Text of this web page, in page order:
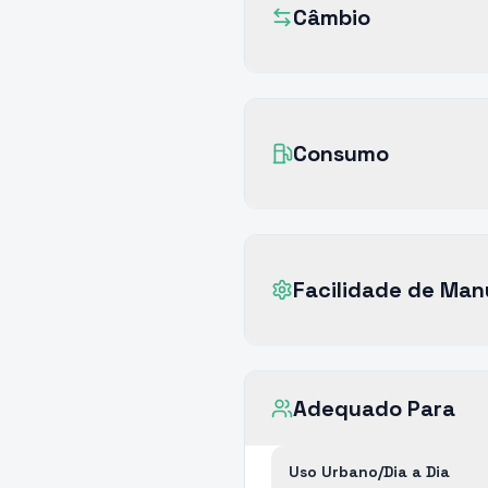
Câmbio
Consumo
Facilidade de
Adequado Para
Uso Urbano/Dia a Dia